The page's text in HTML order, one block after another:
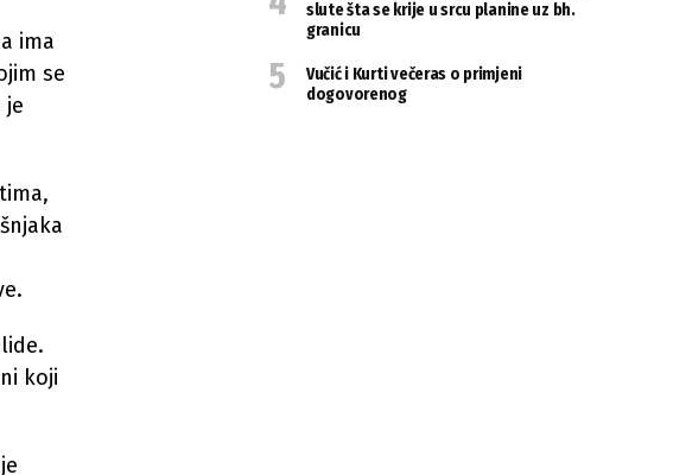
ima
se
je
koji
slute šta se krije u srcu planine uz bh.
granicu
Vučić i Kurti večeras o primjeni
dogovorenog